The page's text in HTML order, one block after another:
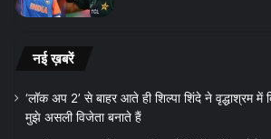
नई ख़बरें
‘लॉक अप 2’ से बाहर आते ही शिल्पा शिंदे ने वृद्धाश्रम में
मुझे असली विजेता बनाते हैं